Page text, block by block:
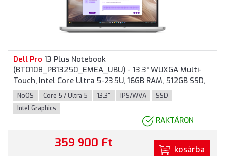
Dell Pro 13 Plus Notebook
(BTO108_PB13250_EMEA_UBU) - 13.3" WUXGA Multi-
Touch, Intel Core Ultra 5-235U, 16GB RAM, 512GB SSD,
Magyar billentyűzet, Operációs rendszer nélkül, 3 év
garancia, Ezüstszürke színben
NoOS Core 5 / Ultra 5 13.3" IPS/WVA
SSD
Intel Graphics
RAKTÁRON
359 900 Ft kosárba